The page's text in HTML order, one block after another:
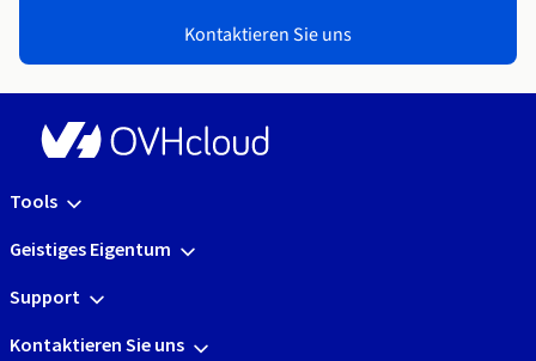
Kontaktieren Sie uns
Tools
Geistiges Eigentum
Support
Kontaktieren Sie uns